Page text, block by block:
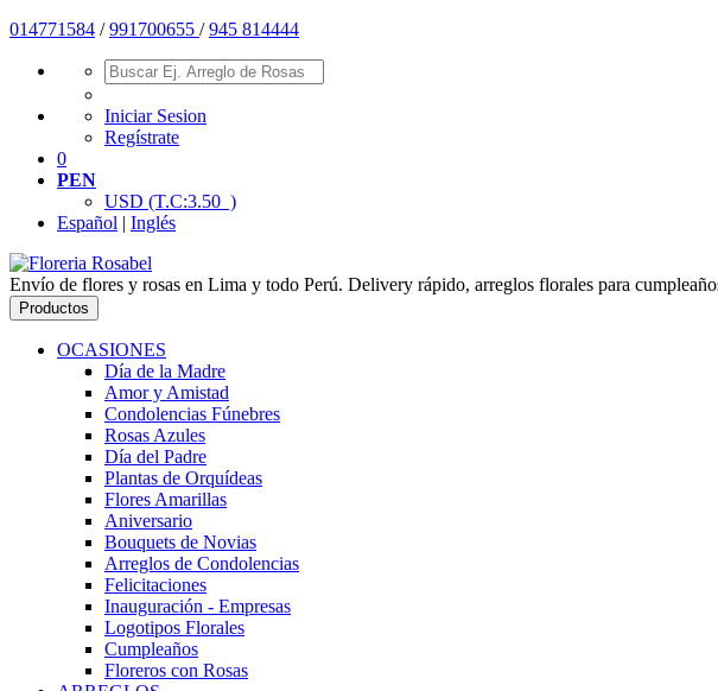
014771584 /991700655 /945 814444
Iniciar Sesion
Regístrate
0
PEN
USD (T.C:3.50 )
Español | Inglés
Envío de flores y rosas en Lima y todo Perú. Delivery rápido, arreglos florales para
Productos
OCASIONES
Día de la Madre
Amor y Amistad
Condolencias Fúnebres
Rosas Azules
Día del Padre
Plantas de Orquídeas
Flores Amarillas
Aniversario
Bouquets de Novias
Arreglos de Condolencias
Felicitaciones
Inauguración - Empresas
Logotipos Florales
Cumpleaños
Floreros con Rosas